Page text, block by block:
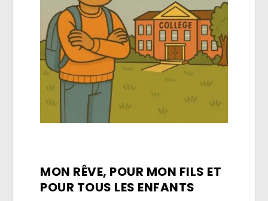
MON RÊVE, POUR MON FILS ET
POUR TOUS LES ENFANTS